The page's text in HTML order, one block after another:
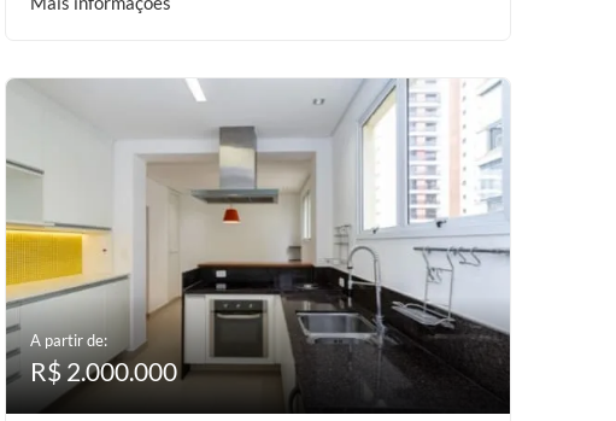
A partir de:
R$ 2.000.000